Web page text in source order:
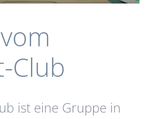
Club
ist eine Gruppe in